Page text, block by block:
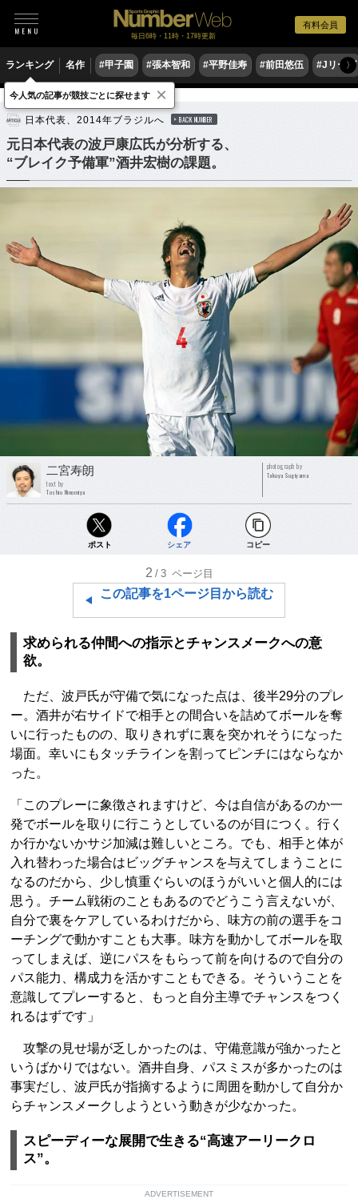
有料会員
毎日6時・11時・17時更新
ランキング 名作 #甲子園 #張本智和 #平野佳寿 #前田悠伍 #Jリーグ
〉
サッカー サッカー日本代表
日本代表、2014年ブラジルへ BACK NUMBER
元日本代表の波戸康広氏が分析する、
“ブレイク予備軍”酒井宏樹の課題。
二宮寿朗
text by
Toshio Ninomiya
photograph by
Takuya Sugiyama
ポスト シェア コピー
2 /3 ページ目
この記事を1ページ目から読む
求められる仲間への指示とチャンスメークへの意
欲。
ただ、波戸氏が守備で気になった点は、後半29分のプレ
ー。酒井が右サイドで相手との間合いを詰めてボールを奪
いに行ったものの、取りきれずに裏を突かれそうになった
場面。幸いにもタッチラインを割ってピンチにはならなか
った。
「このプレーに象徴されますけど、今は自信があるのか一
発でボールを取りに行こうとしているのが目につく。行く
か行かないかサジ加減は難しいところ。でも、相手と体が
入れ替わった場合はビッグチャンスを与えてしまうことに
なるのだから、少し慎重ぐらいのほうがいいと個人的には
思う。チーム戦術のこともあるのでどうこう言えないが、
自分で裏をケアしているわけだから、味方の前の選手をコ
ーチングで動かすことも大事。味方を動かしてボールを取
ってしまえば、逆にパスをもらって前を向けるので自分の
パス能力、構成力を活かすこともできる。そういうことを
意識してプレーすると、もっと自分主導でチャンスをつく
れるはずです」
攻撃の見せ場が乏しかったのは、守備意識が強かったと
いうばかりではない。酒井自身、パスミスが多かったのは
事実だし、波戸氏が指摘するように周囲を動かして自分か
らチャンスメークしようという動きが少なかった。
スピーディーな展開で生きる“高速アーリークロ
ス”。
ADVERTISEMENT
今人気の記事が競技ごとに探せます ×